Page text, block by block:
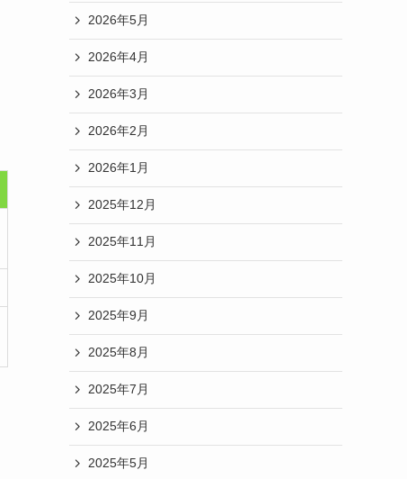
2026年5月
2026年4月
2026年3月
2026年2月
2026年1月
2025年12月
2025年11月
2025年10月
2025年9月
2025年8月
2025年7月
2025年6月
2025年5月